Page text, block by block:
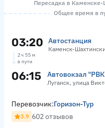
Пересадка в Каменске-
Общее время в
03:20 Автостанция
Каменск-
2 ч 55 м
в пути
06:15 Автовокзал
Луганск, улица
Перевозчик:Горизон-Тур
3.9 602 отзывов